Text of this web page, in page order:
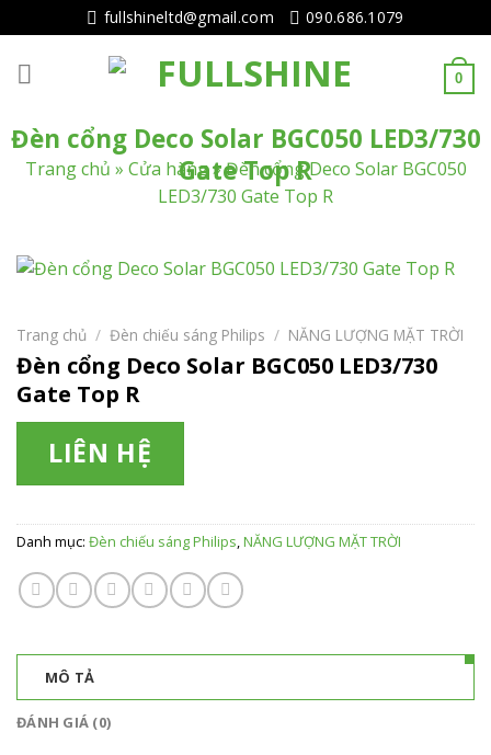
tục
tới
fullshineltd@gmail.com 090.686.1079
0
Đèn cổng Deco Solar BGC050 LED3/730
Gate Top R
Trang chủ » Cửa hàng»Đèn cổng Deco Solar BGC050
LED3/730 Gate Top R
Trang chủ / Đèn chiếu sáng Philips / NĂNG LƯỢNG MẶT TRỜI
Đèn cổng Deco Solar BGC050 LED3/730
Gate Top R
LIÊN HỆ
Danh mục: Đèn chiếu sáng Philips,NĂNG LƯỢNG MẶT TRỜI
MÔ TẢ
ĐÁNH GIÁ (0)